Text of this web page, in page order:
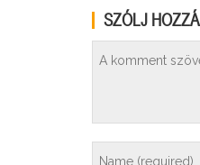
SZÓLJ HOZZÁ